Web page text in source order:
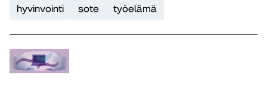
hyvinvointi
sote työelämä